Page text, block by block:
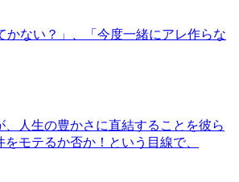
かない？」、「今度一緒にアレ作らな
人生の豊かさに直結することを彼ら
モテるか否か！という目線で、